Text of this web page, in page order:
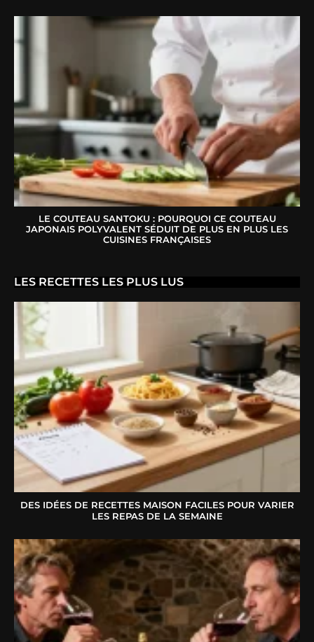
LE COUTEAU SANTOKU : POURQUOI CE COUTEAU
JAPONAIS POLYVALENT SÉDUIT DE PLUS EN PLUS LES
CUISINES FRANÇAISES
LES RECETTES LES PLUS LUS
DES IDÉES DE RECETTES MAISON FACILES POUR VARIER
LES REPAS DE LA SEMAINE